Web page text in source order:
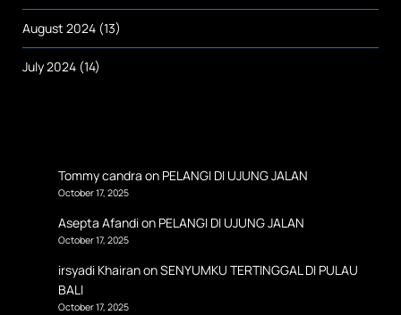
August 2024 (13)
July 2024 (14)
Tommy candra on PELANGI DI UJUNG JALAN
October 17, 2025
Asepta Afandion PELANGI DI UJUNG JALAN
October 17, 2025
irsyadi KhairanonSENYUMKU TERTINGGAL DI PULAU
BALI
October 17, 2025